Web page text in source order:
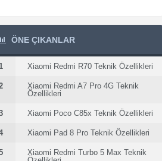
ÖNE ÇIKANLAR
Xiaomi Redmi R70 Teknik Özellikleri
Xiaomi Redmi A7 Pro 4G Teknik
Özellikleri
Xiaomi Poco C85x Teknik Özellikleri
Xiaomi Pad 8 Pro Teknik Özellikleri
Xiaomi Redmi Turbo 5 Max Teknik